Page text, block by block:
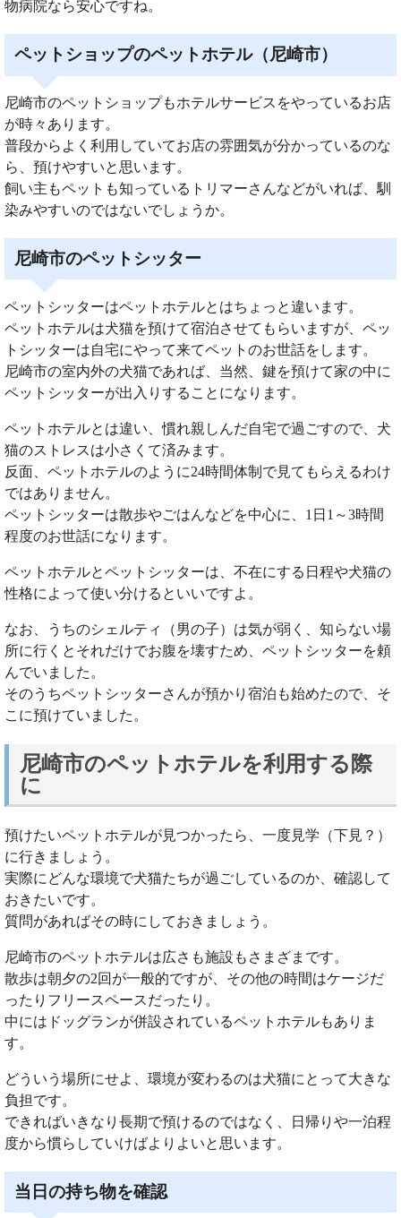
物病院なら安心ですね。
ペットショップのペットホテル（尼崎市）
尼崎市のペットショップもホテルサービスをやっているお店
が時々あります。
普段からよく利用していてお店の雰囲気が分かっているのな
ら、預けやすいと思います。
飼い主もペットも知っているトリマーさんなどがいれば、馴
染みやすいのではないでしょうか。
尼崎市のペットシッター
ペットシッターはペットホテルとはちょっと違います。
ペットホテルは犬猫を預けて宿泊させてもらいますが、ペッ
トシッターは自宅にやって来てペットのお世話をします。
尼崎市の室内外の犬猫であれば、当然、鍵を預けて家の中に
ペットシッターが出入りすることになります。
ペットホテルとは違い、慣れ親しんだ自宅で過ごすので、犬
猫のストレスは小さくて済みます。
反面、ペットホテルのように24時間体制で見てもらえるわけ
ではありません。
ペットシッターは散歩やごはんなどを中心に、1日1～3時間
程度のお世話になります。
ペットホテルとペットシッターは、不在にする日程や犬猫の
性格によって使い分けるといいですよ。
なお、うちのシェルティ（男の子）は気が弱く、知らない場
所に行くとそれだけでお腹を壊すため、ペットシッターを頼
んでいました。
そのうちペットシッターさんが預かり宿泊も始めたので、そ
こに預けていました。
尼崎市のペットホテルを利用する際
に
預けたいペットホテルが見つかったら、一度見学（下見？）
に行きましょう。
実際にどんな環境で犬猫たちが過ごしているのか、確認して
おきたいです。
質問があればその時にしておきましょう。
尼崎市のペットホテルは広さも施設もさまざまです。
散歩は朝夕の2回が一般的ですが、その他の時間はケージだ
ったりフリースペースだったり。
中にはドッグランが併設されているペットホテルもありま
す。
どういう場所にせよ、環境が変わるのは犬猫にとって大きな
負担です。
できればいきなり長期で預けるのではなく、日帰りや一泊程
度から慣らしていけばよりよいと思います。
当日の持ち物を確認